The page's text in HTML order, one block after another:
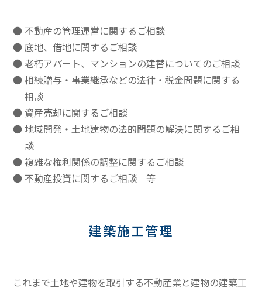
不動産の管理運営に関するご相談
底地、借地に関するご相談
老朽アパート、マンションの建替についてのご相談
相続贈与・事業継承などの法律・税金問題に関する
相談
資産売却に関するご相談
地域開発・土地建物の法的問題の解決に関するご相
談
複雑な権利関係の調整に関するご相談
不動産投資に関するご相談 等
建築施工管理
これまで土地や建物を取引する不動産業と建物の建築工